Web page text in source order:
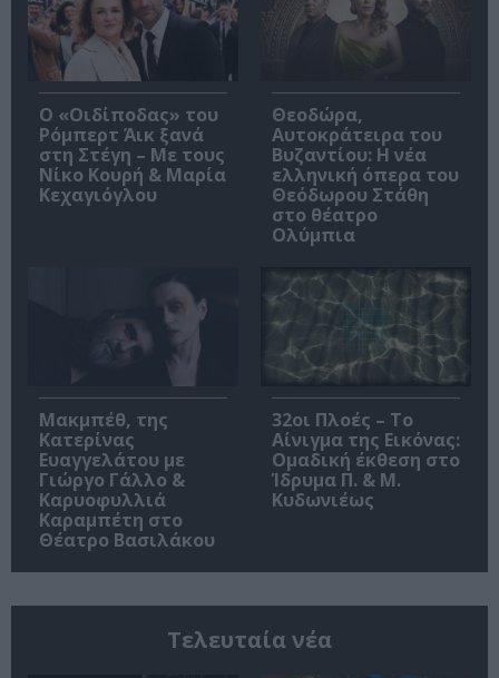
O «Οιδίποδας» του
Ρόμπερτ Άικ ξανά
στη Στέγη – Με τους
Νίκο Κουρή & Μαρία
Κεχαγιόγλου
Θεοδώρα,
Αυτοκράτειρα του
Βυζαντίου: Η νέα
ελληνική όπερα του
Θεόδωρου Στάθη
στο θέατρο
Ολύμπια
Μακμπέθ, της
Κατερίνας
Ευαγγελάτου με
Γιώργο Γάλλο &
Καρυοφυλλιά
Καραμπέτη στο
Θέατρο Βασιλάκου
32οι Πλοές – Το
Αίνιγμα της Εικόνας:
Ομαδική έκθεση στο
Ίδρυμα Π. & Μ.
Κυδωνιέως
Τελευταία νέα